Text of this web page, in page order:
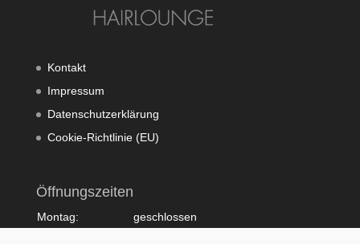
Kontakt
Impressum
Datenschutzerklärung
Cookie-Richtlinie (EU)
Öffnungszeiten
Montag:
geschlossen